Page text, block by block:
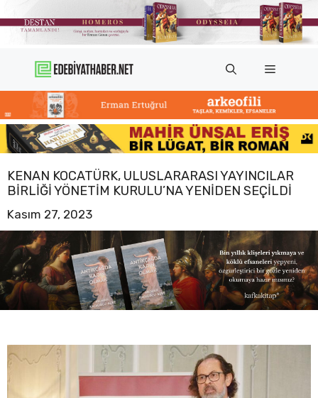
atla
Menü
KENAN KOCATÜRK, ULUSLARARASI YAYINCILAR
BIRLIĞI YÖNETIM KURULU’NA YENIDEN SEÇILDI
Kasım 27, 2023